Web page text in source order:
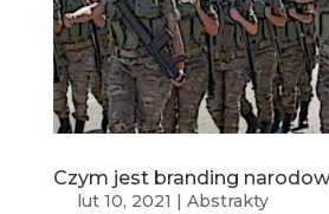
Czym jest branding
lut 10, 2021 | Abstrakty